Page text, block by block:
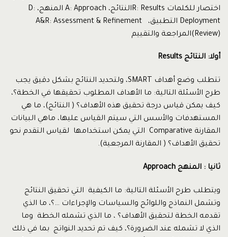
اختصار للكلمات R: Resultsالنتائج، A: Approach المنهج، D:
Deployment التطبيق، A&R: Assessment & Refinement
(Review)المراجعة والتقييم
أولا: النتائج Results
تتطلب وضع أهداف SMART، ولتحديد النتائج بشكل دقيق يجب
طرح الأسئلة التالية: ما الأهداف المطلوب تحقيقها في الخطة؟،
كيف يمكن قياس درجة تحقيق هذه الأهداف؟ ( النتائج)، ما هي
المستهدفات والأسس التي سيتم القياس عليها، ماهي البيانات
المقارنة Comparative التي يمكن استخدامها لقياس التقدم نحو
تحقيق الأهداف؟ ( المقارنة المرجعية).
ثانيا : المنهج Approach
ويتطلب طرح الأسئلة التالية: ما الكيفية التي تحقيق النتائج
وتشمل النماذج واللوائح والسياسات والإجراءات …؟، ما الذي
تقدمه الخطة لتحقيق الأهداف؟ ، ما الذي تشمله الخطة وما
الذي لا تشمله عند الضرورة؟، كيف تم تحديد النواتج بما في ذلك